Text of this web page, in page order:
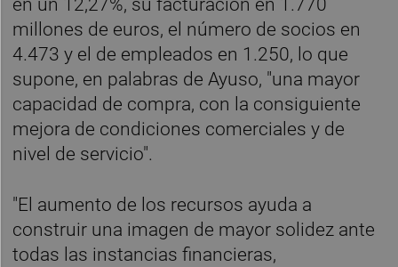
en un 12,27%, su facturación en 1.770
millones de euros, el número de socios en
4.473 y el de empleados en 1.250, lo que
supone, en palabras de Ayuso, "una mayor
capacidad de compra, con la consiguiente
mejora de condiciones comerciales y de
nivel de servicio".
"El aumento de los recursos ayuda a
construir una imagen de mayor solidez ante
todas las instancias financieras,